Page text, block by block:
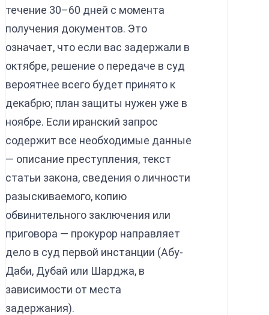
течение 30–60 дней с момента
получения документов. Это
означает, что если вас задержали в
октябре, решение о передаче в суд
вероятнее всего будет принято к
декабрю; план защиты нужен уже в
ноябре. Если иранский запрос
содержит все необходимые данные
— описание преступления, текст
статьи закона, сведения о личности
разыскиваемого, копию
обвинительного заключения или
приговора — прокурор направляет
дело в суд первой инстанции (Абу-
Даби, Дубай или Шарджа, в
зависимости от места
задержания).